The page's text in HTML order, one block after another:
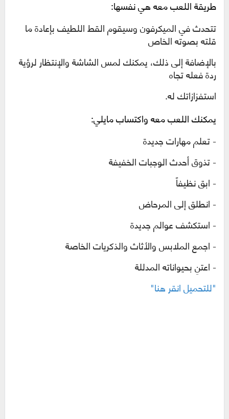
طريقة اللعب معه هي نفسها:
تتحدث في الميكرفون وسيقوم القط اللطيف بإعادة ما
قلته بصوته الخاص
بالإضافة إلى ذلك، يمكنك لمس الشاشة والإنتظار لرؤية
ردة فعله تجاه
استفزازاتك له.
يمكنك اللعب معه واكتساب مايلي:
-تعلم مهارات جديدة
-تذوق أحدث الوجبات الخفيفة
-ابق نظيفاً
-انطلق إلى المرحاض
-استكشف عوالم جديدة
-اجمع الملابس والأثاث والذكريات الخاصة
- اعتنِ بحيواناته المدللة
"للتحميل انقر هنا"